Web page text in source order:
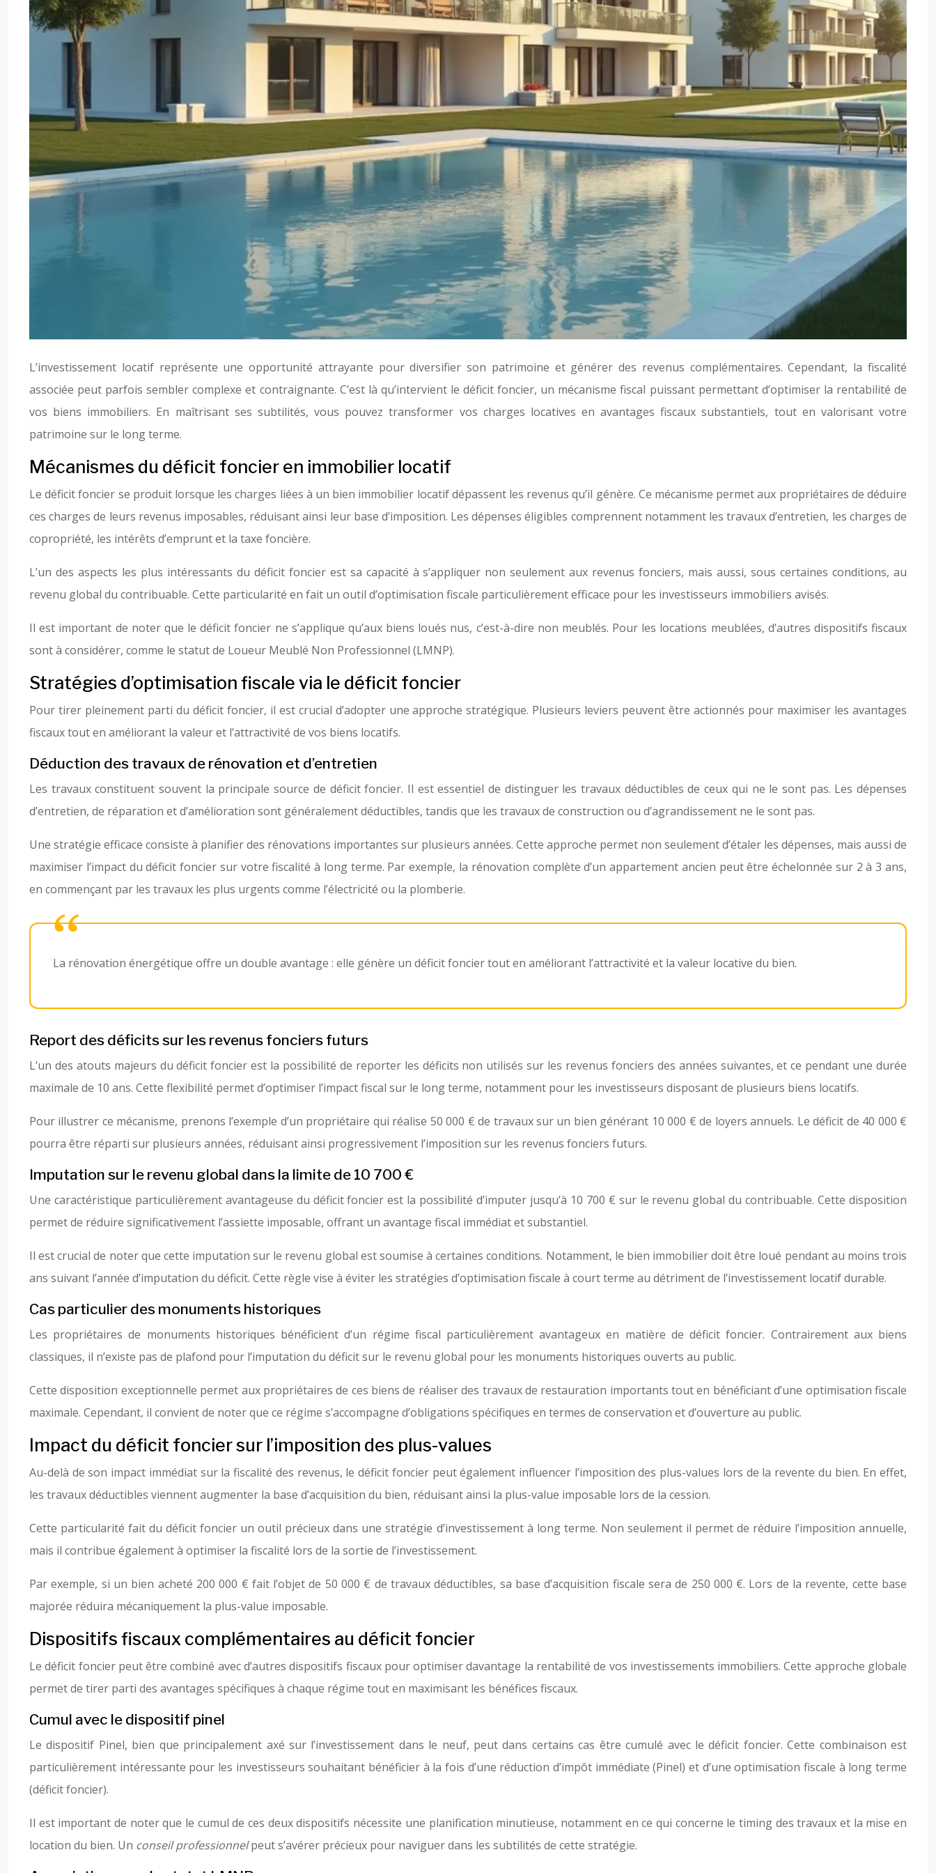
L’investissement locatif représente une opportunité attrayante pour diversifier son patrimoine et générer des revenus complémentaires. Cependant, la fiscalité
associée peut parfois sembler complexe et contraignante. C’est là qu’intervient le déficit foncier, un mécanisme fiscal puissant permettant d’optimiser la rentabilité de
vos biens immobiliers. En maîtrisant ses subtilités, vous pouvez transformer vos charges locatives en avantages fiscaux substantiels, tout en valorisant votre
patrimoine sur le long terme.
Mécanismes du déficit foncier en immobilier locatif
Le déficit foncier se produit lorsque les charges liées à un bien immobilier locatif dépassent les revenus qu’il génère. Ce mécanisme permet aux propriétaires de déduire
ces charges de leurs revenus imposables, réduisant ainsi leur base d’imposition. Les dépenses éligibles comprennent notamment les travaux d’entretien, les charges de
copropriété, les intérêts d’emprunt et la taxe foncière.
L’un des aspects les plus intéressants du déficit foncier est sa capacité à s’appliquer non seulement aux revenus fonciers, mais aussi, sous certaines conditions, au
revenu global du contribuable. Cette particularité en fait un outil d’optimisation fiscale particulièrement efficace pour les investisseurs immobiliers avisés.
Il est important de noter que le déficit foncier ne s’applique qu’aux biens loués nus, c’est-à-dire non meublés. Pour les locations meublées, d’autres dispositifs fiscaux
sont à considérer, comme le statut de Loueur Meublé Non Professionnel (LMNP).
Stratégies d’optimisation fiscale via le déficit foncier
Pour tirer pleinement parti du déficit foncier, il est crucial d’adopter une approche stratégique. Plusieurs leviers peuvent être actionnés pour maximiser les avantages
fiscaux tout en améliorant la valeur et l’attractivité de vos biens locatifs.
Déduction des travaux de rénovation et d’entretien
Les travaux constituent souvent la principale source de déficit foncier. Il est essentiel de distinguer les travaux déductibles de ceux qui ne le sont pas. Les dépenses
d’entretien, de réparation et d’amélioration sont généralement déductibles, tandis que les travaux de construction ou d’agrandissement ne le sont pas.
Une stratégie efficace consiste à planifier des rénovations importantes sur plusieurs années. Cette approche permet non seulement d’étaler les dépenses, mais aussi de
maximiser l’impact du déficit foncier sur votre fiscalité à long terme. Par exemple, la rénovation complète d’un appartement ancien peut être échelonnée sur 2 à 3 ans,
en commençant par les travaux les plus urgents comme l’électricité ou la plomberie.
La rénovation énergétique offre un double avantage : elle génère un déficit foncier tout en améliorant l’attractivité et la valeur locative du bien.
Report des déficits sur les revenus fonciers futurs
L’un des atouts majeurs du déficit foncier est la possibilité de reporter les déficits non utilisés sur les revenus fonciers des années suivantes, et ce pendant une durée
maximale de 10 ans. Cette flexibilité permet d’optimiser l’impact fiscal sur le long terme, notamment pour les investisseurs disposant de plusieurs biens locatifs.
Pour illustrer ce mécanisme, prenons l’exemple d’un propriétaire qui réalise 50 000 € de travaux sur un bien générant 10 000 € de loyers annuels. Le déficit de 40 000 €
pourra être réparti sur plusieurs années, réduisant ainsi progressivement l’imposition sur les revenus fonciers futurs.
Imputation sur le revenu global dans la limite de 10 700 €
Une caractéristique particulièrement avantageuse du déficit foncier est la possibilité d’imputer jusqu’à 10 700 € sur le revenu global du contribuable. Cette disposition
permet de réduire significativement l’assiette imposable, offrant un avantage fiscal immédiat et substantiel.
Il est crucial de noter que cette imputation sur le revenu global est soumise à certaines conditions. Notamment, le bien immobilier doit être loué pendant au moins trois
ans suivant l’année d’imputation du déficit. Cette règle vise à éviter les stratégies d’optimisation fiscale à court terme au détriment de l’investissement locatif durable.
Cas particulier des monuments historiques
Les propriétaires de monuments historiques bénéficient d’un régime fiscal particulièrement avantageux en matière de déficit foncier. Contrairement aux biens
classiques, il n’existe pas de plafond pour l’imputation du déficit sur le revenu global pour les monuments historiques ouverts au public.
Cette disposition exceptionnelle permet aux propriétaires de ces biens de réaliser des travaux de restauration importants tout en bénéficiant d’une optimisation fiscale
maximale. Cependant, il convient de noter que ce régime s’accompagne d’obligations spécifiques en termes de conservation et d’ouverture au public.
Impact du déficit foncier sur l’imposition des plus-values
Au-delà de son impact immédiat sur la fiscalité des revenus, le déficit foncier peut également influencer l’imposition des plus-values lors de la revente du bien. En effet,
les travaux déductibles viennent augmenter la base d’acquisition du bien, réduisant ainsi la plus-value imposable lors de la cession.
Cette particularité fait du déficit foncier un outil précieux dans une stratégie d’investissement à long terme. Non seulement il permet de réduire l’imposition annuelle,
mais il contribue également à optimiser la fiscalité lors de la sortie de l’investissement.
Par exemple, si un bien acheté 200 000 € fait l’objet de 50 000 € de travaux déductibles, sa base d’acquisition fiscale sera de 250 000 €. Lors de la revente, cette base
majorée réduira mécaniquement la plus-value imposable.
Dispositifs fiscaux complémentaires au déficit foncier
Le déficit foncier peut être combiné avec d’autres dispositifs fiscaux pour optimiser davantage la rentabilité de vos investissements immobiliers. Cette approche globale
permet de tirer parti des avantages spécifiques à chaque régime tout en maximisant les bénéfices fiscaux.
Cumul avec le dispositif pinel
Le dispositif Pinel, bien que principalement axé sur l’investissement dans le neuf, peut dans certains cas être cumulé avec le déficit foncier. Cette combinaison est
particulièrement intéressante pour les investisseurs souhaitant bénéficier à la fois d’une réduction d’impôt immédiate (Pinel) et d’une optimisation fiscale à long terme
(déficit foncier).
Il est important de noter que le cumul de ces deux dispositifs nécessite une planification minutieuse, notamment en ce qui concerne le timing des travaux et la mise en
location du bien. Un conseil professionnelpeut s’avérer précieux pour naviguer dans les subtilités de cette stratégie.